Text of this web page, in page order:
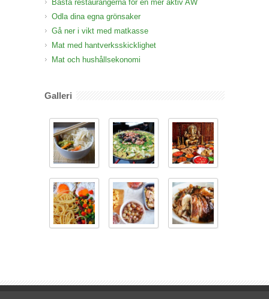
Bästa restaurangerna för en mer aktiv AW
Odla dina egna grönsaker
Gå ner i vikt med matkasse
Mat med hantverksskicklighet
Mat och hushållsekonomi
Galleri